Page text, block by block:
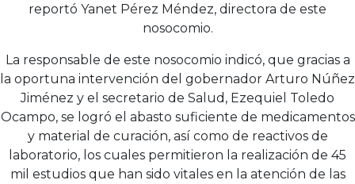
reportó Yanet Pérez Méndez, directora de este
nosocomio.
La responsable de este nosocomio indicó, que gracias a
la oportuna intervención del gobernador Arturo Núñez
Jiménez y el secretario de Salud, Ezequiel Toledo
Ocampo, se logró el abasto suficiente de medicamentos
y material de curación, así como de reactivos de
laboratorio, los cuales permitieron la realización de 45
mil estudios que han sido vitales en la atención de las